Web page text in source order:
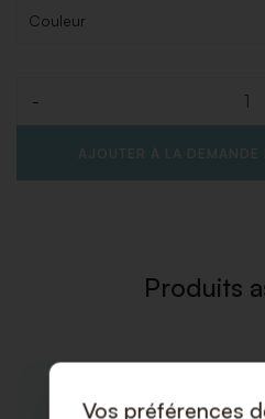
Couleur
-
AJOUTER À LA DEMANDE
Produits
Vos préférences